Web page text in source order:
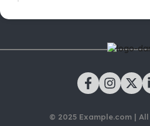
© 2025 Example.com |